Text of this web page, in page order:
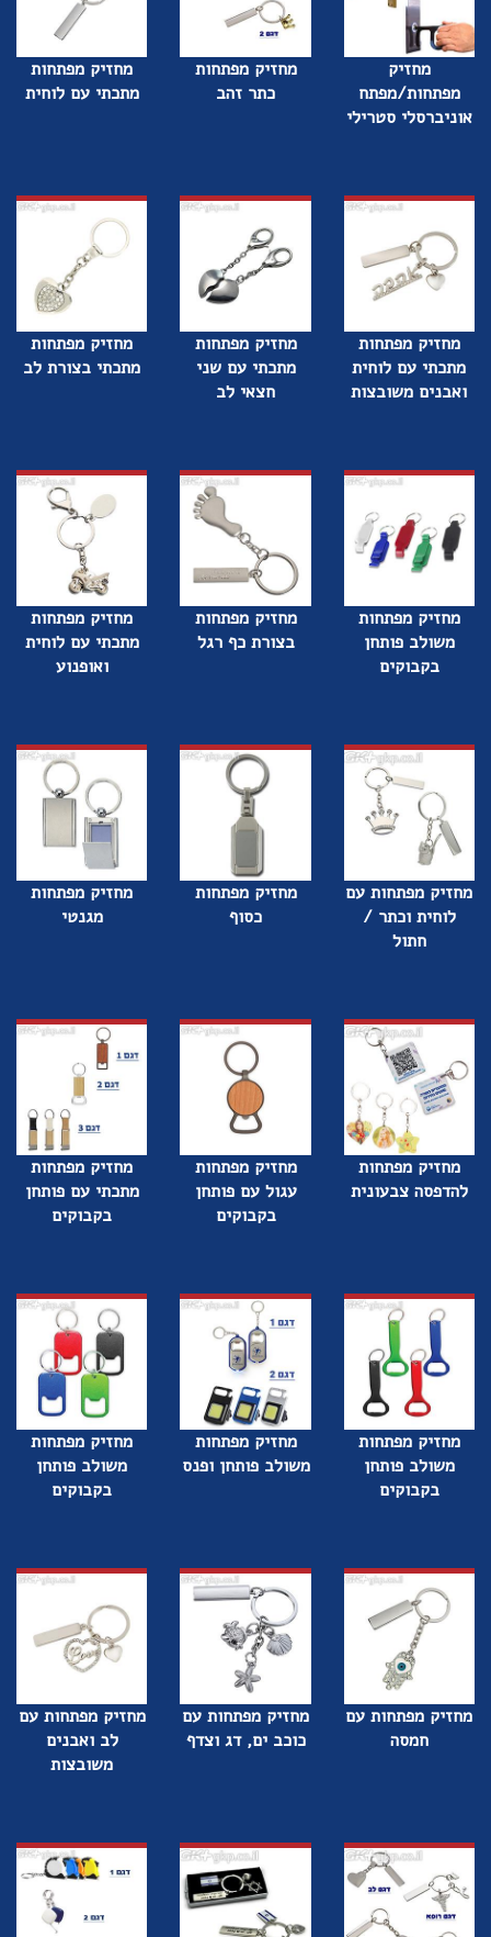
מחזיק
מפתחות/מפתח
אוניברסלי סטרילי
מחזיק מפתחות
כתר זהב
מחזיק מפתחות
מתכתי עם לוחית
מחזיק מפתחות
מתכתי עם לוחית
ואבנים משובצות
מחזיק מפתחות
מתכתי עם שני
חצאי לב
מחזיק מפתחות
מתכתי בצורת לב
מחזיק מפתחות
משולב פותחן
בקבוקים
מחזיק מפתחות
בצורת כף רגל
מחזיק מפתחות
מתכתי עם לוחית
ואופנוע
מחזיק מפתחות עם
לוחית וכתר /
חתול
מחזיק מפתחות
כסוף
מחזיק מפתחות
מגנטי
מחזיק מפתחות
להדפסה צבעונית
מחזיק מפתחות
עגול עם פותחן
בקבוקים
מחזיק מפתחות
מתכתי עם פותחן
בקבוקים
מחזיק מפתחות
משולב פותחן
בקבוקים
מחזיק מפתחות
משולב פותחן ופנס
מחזיק מפתחות
משולב פותחן
בקבוקים
מחזיק מפתחות עם
חמסה
מחזיק מפתחות עם
כוכב ים, דג וצדף
מחזיק מפתחות עם
לב ואבנים
משובצות